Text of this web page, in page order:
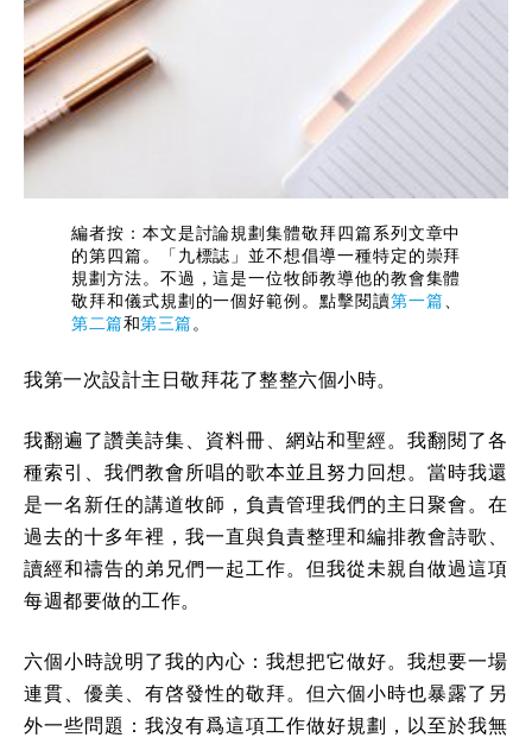
編者按：本文是討論規劃集體敬拜四篇系列文章中
的第四篇。「九標誌」並不想倡導一種特定的崇拜
規劃方法。不過，這是一位牧師教導他的教會集體
敬拜和儀式規劃的一個好範例。點擊閱讀第一篇
第二篇和第三篇。
我第一次設計主日敬拜花了整整六個小時。
我翻遍了讚美詩集、資料冊、網站和聖經。我翻閱了各
種索引、我們教會所唱的歌本並且努力回想。當時我還
是一名新任的講道牧師，負責管理我們的主日聚會。在
過去的十多年裡，我一直與負責整理和編排教會詩歌、
讀經和禱告的弟兄們一起工作。但我從未親自做過這項
每週都要做的工作。
六個小時說明了我的內心：我想把它做好。我想要一場
連貫、優美、有啓發性的敬拜。但六個小時也暴露了另
外一些問題：我沒有爲這項工作做好規劃，以至於我無